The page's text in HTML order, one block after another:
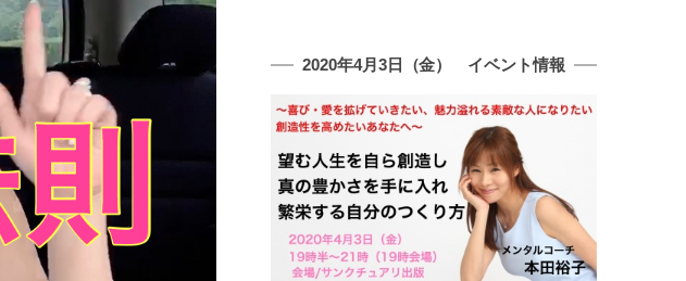
2020年4月3日（金） イベント情報